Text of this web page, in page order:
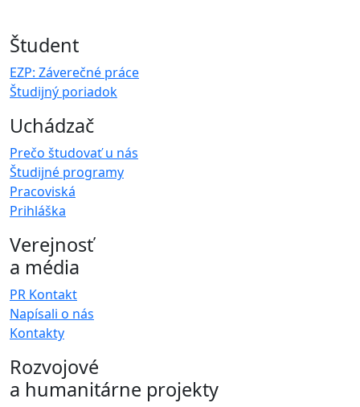
Študent
EZP: Záverečné práce
Študijný poriadok
Uchádzač
Prečo študovať u nás
Študijné programy
Pracoviská
Prihláška
Verejnosť
a média
PR Kontakt
Napísali o nás
Kontakty
Rozvojové
a humanitárne projekty